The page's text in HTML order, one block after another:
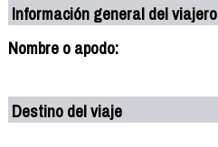
Información general del viajero
Nombre o apodo:
Destino del viaje